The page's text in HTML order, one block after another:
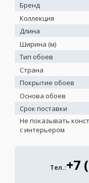
Бренд
Коллекция
Длина
Ширина (м)
Тип обоев
Страна
Покрытие обоев
Основа обоев
Срок поставки
Не показывать
с интерьером
Тел.:+7